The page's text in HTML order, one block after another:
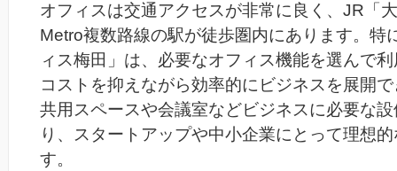
オフィスは交通アクセスが非常に良く、JR「
Metro複数路線の駅が徒歩圏内にあります。特
ィス梅田」は、必要なオフィス機能を選んで
コストを抑えながら効率的にビジネスを展開
共用スペースや会議室などビジネスに必要な
り、スタートアップや中小企業にとって理想
す。